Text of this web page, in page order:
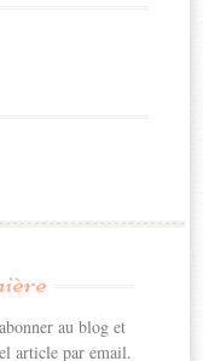
au blog et
article par email.